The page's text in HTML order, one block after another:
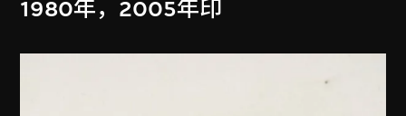
1980年，2005年印